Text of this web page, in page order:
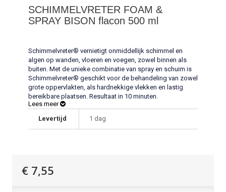
SCHIMMELVRETER FOAM &
SPRAY BISON flacon 500 ml
Schimmelvreter® vernietigt onmiddellijk schimmel en
algen op wanden, vloeren en voegen, zowel binnen als
buiten. Met de unieke combinatie van spray en schuim is
Schimmelvreter® geschikt voor de behandeling van zowel
grote oppervlakten, als hardnekkige vlekken en lastig
bereikbare plaatsen. Resultaat in 10 minuten.
sanitaire ruimtes, keukens, kelders en garages. Ook voor
buitentoepassingen, zoals gevels, balkons en
Lees meer
Levertijd
1 dag
€ 7,55